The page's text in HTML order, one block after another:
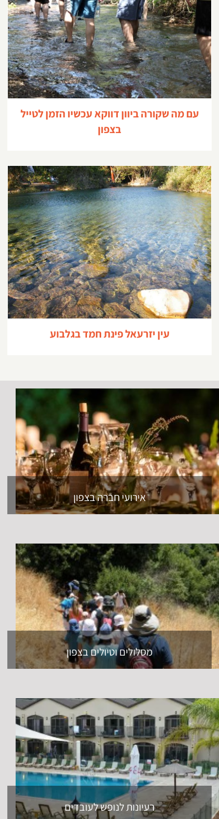
עם מה שקורה ביוון דווקא עכשיו הזמן לטייל בצפון
עם מה שקורה ביוון דווקא עכשיו הזמן לטייל
בצפון
עין יזרעאל פינת חמד בגלבוע
עין יזרעאל פינת חמד בגלבוע
אירועי חברה בצפון
מסלולים וטיולים בצפון
רעיונות לנופש לעובדים